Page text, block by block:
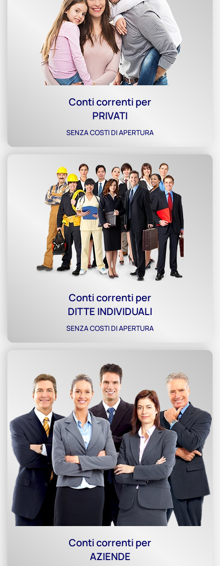
Conti correnti per
PRIVATI
SENZA COSTI DI APERTURA
Conti correnti per
DITTE INDIVIDUALI
SENZA COSTI DI APERTURA
Conti correnti per
AZIENDE